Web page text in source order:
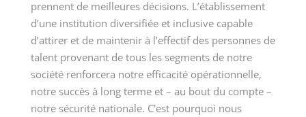
prennent de meilleures décisions. L’établissement
d’une institution diversifiée et inclusive capable
d’attirer et de maintenir à l’effectif des personnes de
talent provenant de tous les segments de notre
société renforcera notre efficacité opérationnelle,
notre succès à long terme et – au bout du compte –
notre sécurité nationale. C’est pourquoi nous